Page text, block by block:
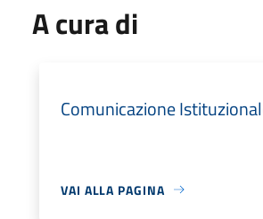
A cura di
Comunicazione
VAI ALLA PAGINA